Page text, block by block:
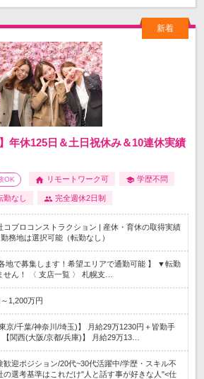
休125日＆土日祝休み＆10連休実績
OK リモートワーク可 学歴不問
勤なし 完全週休2日制
コプロコンストラクション | 産休・育休の取得実績
務地は選択可能（転勤なし）
各地で募集します！希望エリアで通勤可能 】 ▼転勤
せん！ 〈 支店一覧 〉 札幌支…
1,200万円
東京/千葉/神奈川/埼玉)】 月給29万1230円＋皆勤手
【関西(大阪/京都/兵庫)】 月給29万13…
歓迎ポジション/20代~30代活躍中/学歴・スキル不
の選考基準はこれだけ"人と話す事が好きな人"<仕